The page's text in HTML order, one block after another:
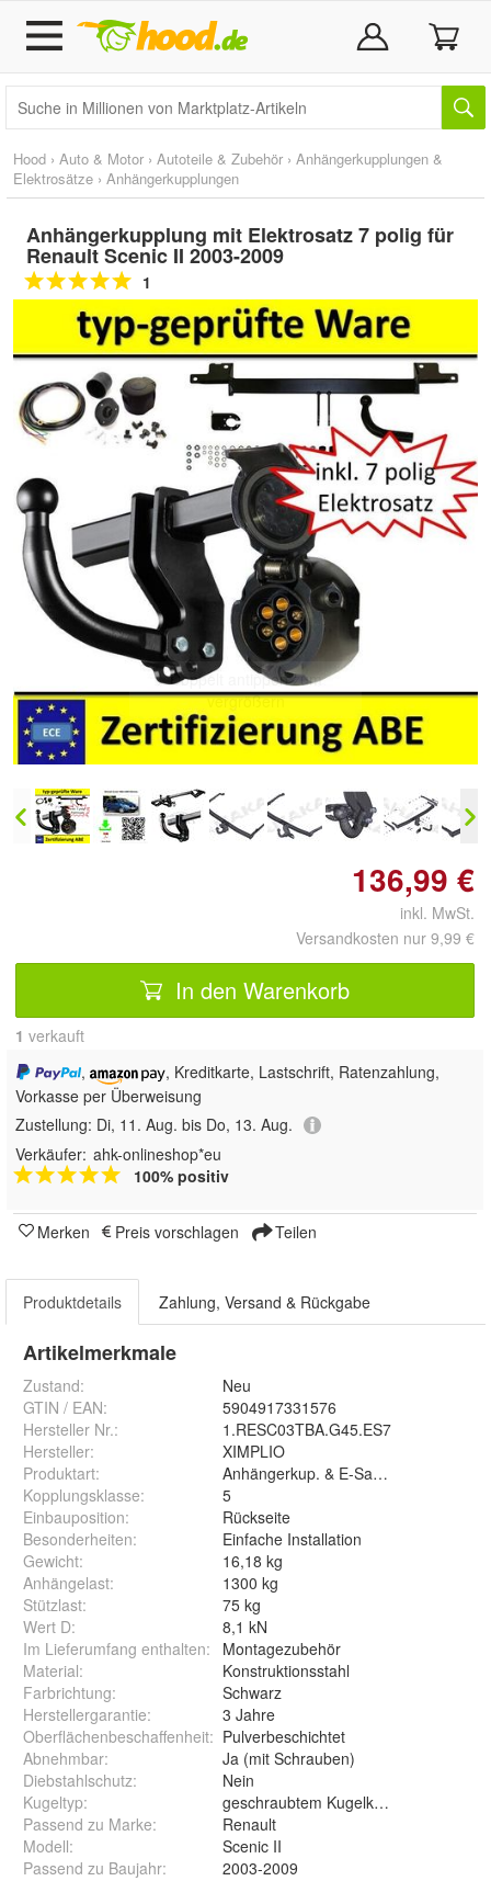
Hood › Auto & Motor › Autoteile & Zubehör › Anhängerkupplungen &
Elektrosätze › Anhängerkupplungen
Anhängerkupplung mit Elektrosatz 7 polig für
Renault Scenic II 2003-2009
1
Doppelt antippen zum
vergrößern
136,99 €
inkl. MwSt.
Versandkosten nur 9,99 €
In den Warenkorb
1 verkauft
,
, Kreditkarte, Lastschrift, Ratenzahlung,
Vorkasse per Überweisung
Zustellung: Di, 11. Aug. bis Do, 13. Aug.
Verkäufer: ahk-onlineshop*eu
100% positiv
Merken Preis vorschlagen Teilen
Produktdetails Zahlung, Versand & Rückgabe
Artikelmerkmale
Zustand:
Neu
GTIN / EAN:
5904917331576
Hersteller Nr.:
1.RESC03TBA.G45.ES7
Hersteller:
XIMPLIO
Produktart:
Anhängerkup. & E-Satz komplett
Kopplungsklasse:
5
Einbauposition:
Rückseite
Besonderheiten:
Einfache Installation
Gewicht:
16,18 kg
Anhängelast:
1300 kg
Stützlast:
75 kg
Wert D:
8,1 kN
Im Lieferumfang enthalten:
Montagezubehör
Material:
Konstruktionsstahl
Farbrichtung:
Schwarz
Herstellergarantie:
3 Jahre
Oberflächenbeschaffenheit: Pulverbeschichtet
Abnehmbar:
Ja (mit Schrauben)
Diebstahlschutz:
Nein
Kugeltyp:
geschraubtem Kugelkopf
Passend zu Marke:
Renault
Modell:
Scenic II
Passend zu Baujahr: 2003-2009